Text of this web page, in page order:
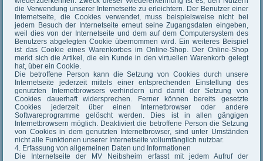
die Verwendung unserer Internetseite zu erleichtern. Der Benutzer einer
Internetseite, die Cookies verwendet, muss beispielsweise nicht bei
jedem Besuch der Internetseite erneut seine Zugangsdaten eingeben,
weil dies von der Internetseite und dem auf dem Computersystem des
Benutzers abgelegten Cookie übernommen wird. Ein weiteres Beispiel
ist das Cookie eines Warenkorbes im Online-Shop. Der Online-Shop
merkt sich die Artikel, die ein Kunde in den virtuellen Warenkorb gelegt
hat, über ein Cookie.
Die betroffene Person kann die Setzung von Cookies durch unsere
Internetseite jederzeit mittels einer entsprechenden Einstellung des
genutzten Internetbrowsers verhindern und damit der Setzung von
Cookies dauerhaft widersprechen. Ferner können bereits gesetzte
Cookies jederzeit über einen Internetbrowser oder andere
Softwareprogramme gelöscht werden. Dies ist in allen gängigen
Internetbrowsern möglich. Deaktiviert die betroffene Person die Setzung
von Cookies in dem genutzten Internetbrowser, sind unter Umständen
nicht alle Funktionen unserer Internetseite vollumfänglich nutzbar.
4. Erfassung von allgemeinen Daten und Informationen
Die Internetseite der MV Neibsheim erfasst mit jedem Aufruf der